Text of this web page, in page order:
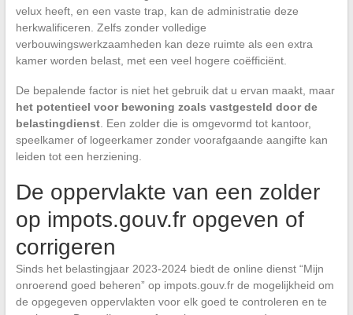
velux heeft, en een vaste trap, kan de administratie deze
herkwalificeren. Zelfs zonder volledige
verbouwingswerkzaamheden kan deze ruimte als een extra
kamer worden belast, met een veel hogere coëfficiënt.
De bepalende factor is niet het gebruik dat u ervan maakt, maar
het potentieel voor bewoning zoals vastgesteld door de
belastingdienst. Een zolder die is omgevormd tot kantoor,
speelkamer of logeerkamer zonder voorafgaande aangifte kan
leiden tot een herziening.
De oppervlakte van een zolder
op impots.gouv.fr opgeven of
corrigeren
Sinds het belastingjaar 2023-2024 biedt de online dienst “Mijn
onroerend goed beheren” op impots.gouv.fr de mogelijkheid om
de opgegeven oppervlakten voor elk goed te controleren en te